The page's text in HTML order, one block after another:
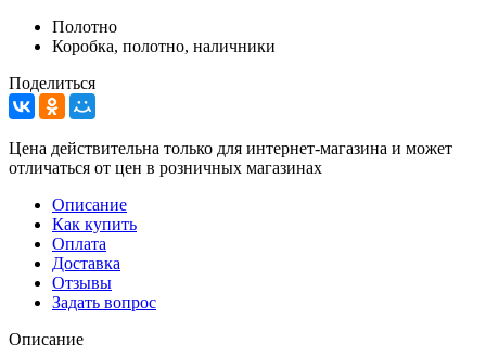
Полотно
Коробка, полотно, наличники
Поделиться
Цена действительна только для интернет-магазина и может
отличаться от цен в розничных магазинах
Описание
Как купить
Оплата
Доставка
Отзывы
Задать вопрос
Описание